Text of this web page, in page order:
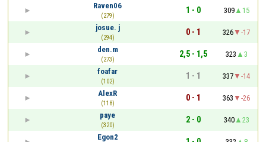
Raven06
(279)
1 - 0 309
15
josue. j
(294)
0 - 1 326
-17
den.m
(273)
2,5 - 1,5 323
3
foafar
(102)
1 - 1 337
-14
AlexR
(118)
0 - 1 363
-26
paye
(320)
2 - 0 340
23
Egon2